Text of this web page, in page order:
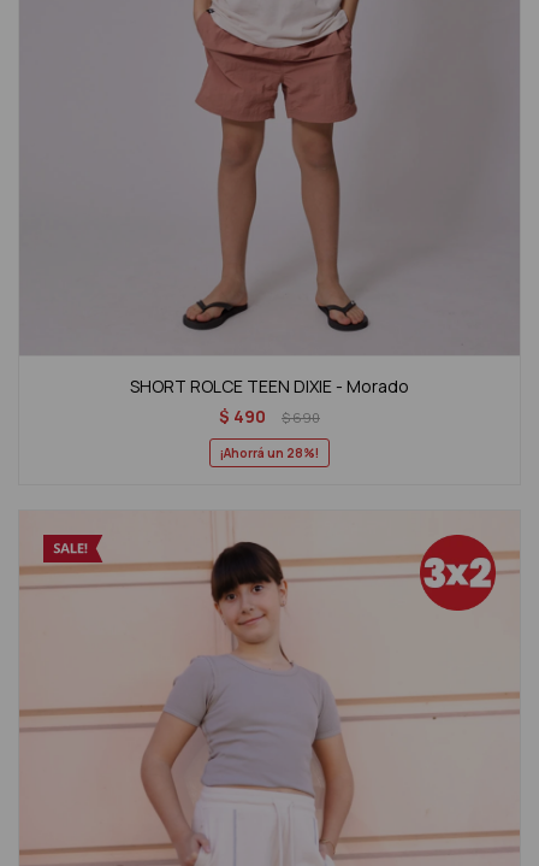
SHORT ROLCE TEEN DIXIE - Morado
$ 490 $690
28